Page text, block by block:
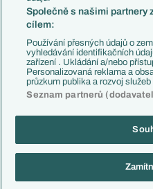
Manchester United
AC Milán
Juventus FC
Bayern Mnichov
FC Barcelona
Real Madrid
Copyright © 2001-2026 EuroFotbal.cz.
Informace o
Společně s našimi partnery
cílem:
Používání přesných údajů o
vyhledávání identifikačních
zařízení . Ukládání a/nebo
Personalizovaná reklama a
průzkum publika a rozvoj služeb
Seznam partnerů